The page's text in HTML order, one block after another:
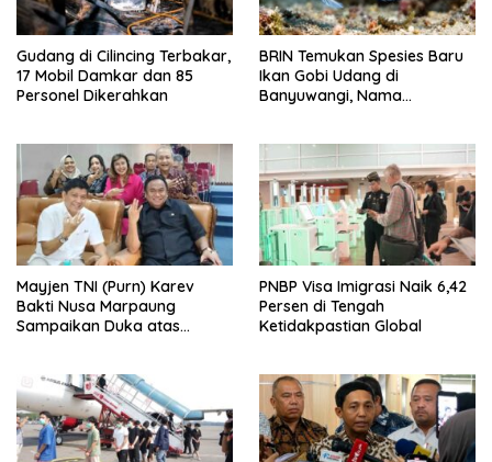
Gudang di Cilincing Terbakar,
17 Mobil Damkar dan 85
Personel Dikerahkan
BRIN Temukan Spesies Baru
Ikan Gobi Udang di
Banyuwangi, Nama
Mayjen TNI (Purn) Karev
Bakti Nusa Marpaung
Sampaikan Duka atas
PNBP Visa Imigrasi Naik 6,42
Persen di Tengah
Ketidakpastian Global